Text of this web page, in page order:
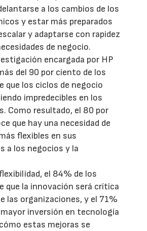
a los cambios de los
y estar más preparados
y adaptarse con rapidez
de negocio.
encargada por HP
del 90 por ciento de los
que los ciclos de negocio
impredecibles en los
Como resultado, el 80 por
que hay una necesidad de
flexibles en sus
a los negocios y la
el 84% de los
que la innovación será crítica
las organizaciones, y el 71%
inversión en tecnología
estas mejoras se